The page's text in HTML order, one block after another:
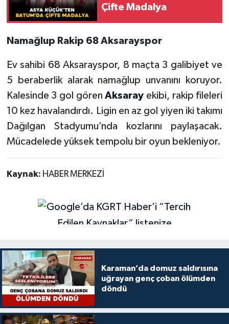
Çifte Madalya
Namağlup Rakip 68 Aksarayspor
Ev sahibi 68 Aksarayspor, 8 maçta 3 galibiyet ve
5 beraberlik alarak namağlup unvanını koruyor.
Kalesinde 3 gol görenAksaray ekibi, rakip fileleri
10 kez havalandırdı. Ligin en az gol yiyen iki takımı
Dağılgan Stadyumu’nda kozlarını paylaşacak.
Mücadelede yüksek tempolu bir oyun bekleniyor.
Kaynak: HABER MERKEZİ
Karaman’da domuz saldırısına
uğrayan genç çoban ölümden
döndü